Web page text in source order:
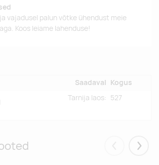
vajadusel palun võtke ühendust meie
Koos leiame lahenduse!
Saadaval Kogus
Tarnija laos: 527
Eelmised